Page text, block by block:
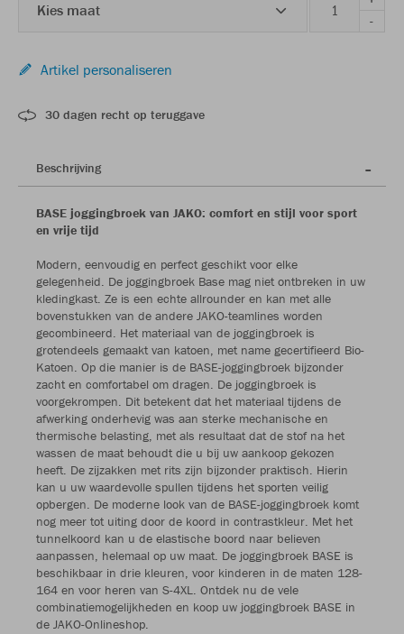
Kies maat
-
Artikel personaliseren
30 dagen recht op teruggave
Beschrijving
BASE joggingbroek van JAKO: comfort en stijl voor sport
en vrije tijd
Modern, eenvoudig en perfect geschikt voor elke
gelegenheid. De joggingbroek Base mag niet ontbreken in uw
kledingkast. Ze is een echte allrounder en kan met alle
bovenstukken van de andere JAKO-teamlines worden
gecombineerd. Het materiaal van de joggingbroek is
grotendeels gemaakt van katoen, met name gecertifieerd Bio-
Katoen. Op die manier is de BASE-joggingbroek bijzonder
zacht en comfortabel om dragen. De joggingbroek is
voorgekrompen. Dit betekent dat het materiaal tijdens de
afwerking onderhevig was aan sterke mechanische en
thermische belasting, met als resultaat dat de stof na het
wassen de maat behoudt die u bij uw aankoop gekozen
heeft. De zijzakken met rits zijn bijzonder praktisch. Hierin
kan u uw waardevolle spullen tijdens het sporten veilig
opbergen. De moderne look van de BASE-joggingbroek komt
nog meer tot uiting door de koord in contrastkleur. Met het
tunnelkoord kan u de elastische boord naar believen
aanpassen, helemaal op uw maat. De joggingbroek BASE is
beschikbaar in drie kleuren, voor kinderen in de maten 128-
164 en voor heren van S-4XL. Ontdek nu de vele
combinatiemogelijkheden en koop uw joggingbroek BASE in
de JAKO-Onlineshop.